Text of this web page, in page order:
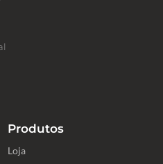
Produtos
Loja